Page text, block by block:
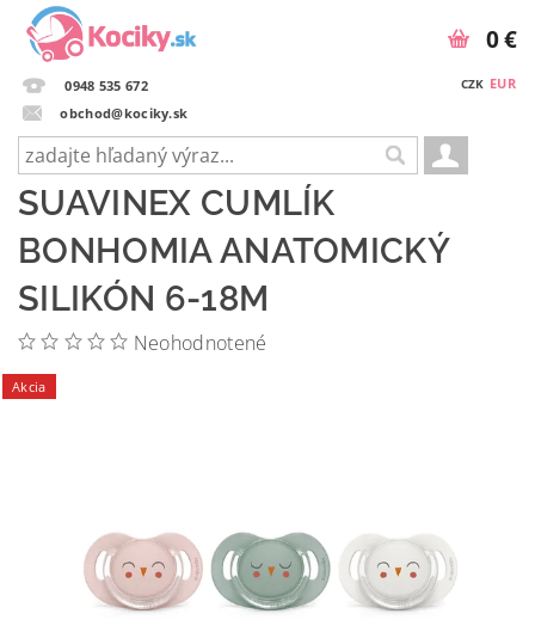
0948 535 672
obchod@kociky.sk
CZK EUR
0 €
SUAVINEX CUMLÍK
BONHOMIA ANATOMICKÝ
SILIKÓN 6-18M
Neohodnotené
Akcia